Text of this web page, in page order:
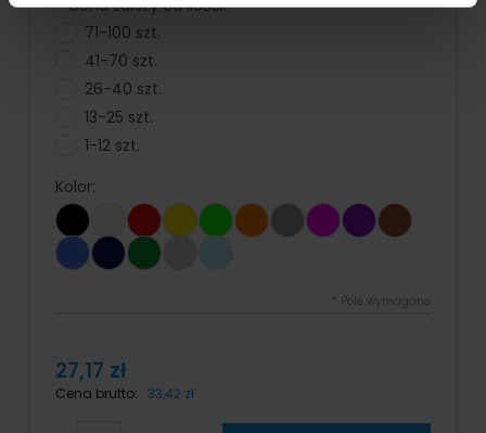
*Cena zależy od ilości:
71-100 szt.
41-70 szt.
26-40 szt.
13-25 szt.
1-12 szt.
Kolor:
Pole wymagane
27,17 zł
Cena brutto: 33,42 zł